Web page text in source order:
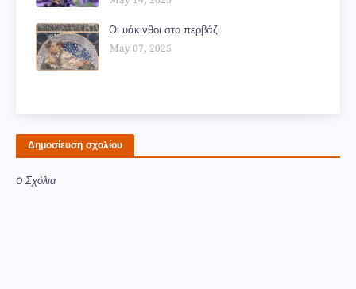
Οι υάκινθοι στο περβάζι
May 07, 2025
Δημοσίευση σχολίου
0 Σχόλια